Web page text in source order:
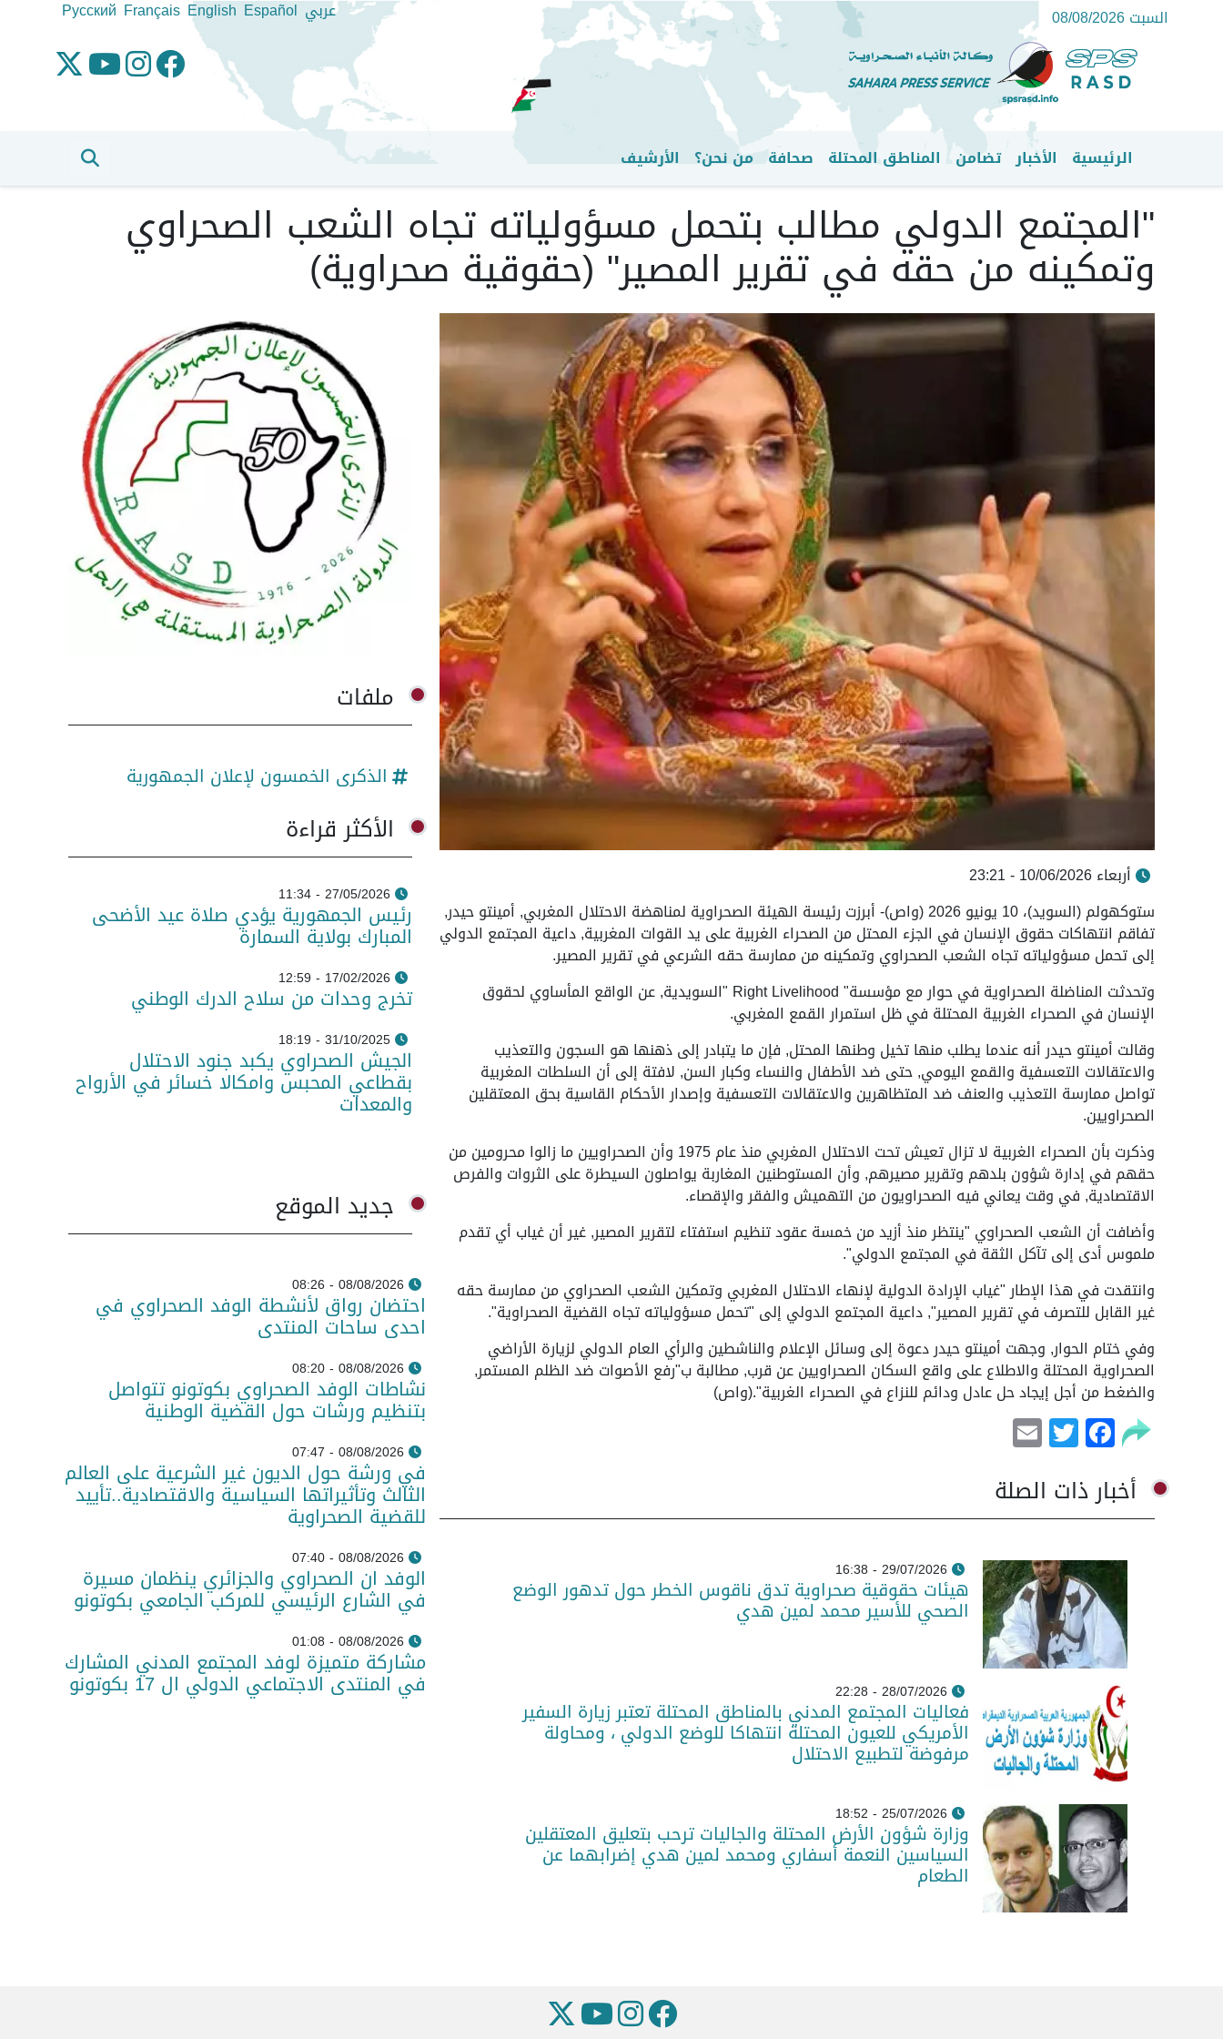
تجاوز
إلى
المحتوى
الرئيسي
السبت 08/08/2026 عربي Español
English
Français
Pусский
القائمة الرئيسية
الرئيسية الأخبار تضامن المناطق المحتلة صحافة من نحن؟ الأرشيف
"المجتمع الدولي مطالب بتحمل مسؤولياته تجاه الشعب الصحراوي
وتمكينه من حقه في تقرير المصير" (حقوقية صحراوية)
أربعاء 10/06/2026 - 23:21
ستوكهولم (السويد)، 10 يونيو 2026 (واص)- أبرزت رئيسة الهيئة الصحراوية لمناهضة الاحتلال المغربي, أمينتو حيدر,
تفاقم انتهاكات حقوق الإنسان في الجزء المحتل من الصحراء الغربية على يد القوات المغربية, داعية المجتمع الدولي
إلى تحمل مسؤولياته تجاه الشعب الصحراوي وتمكينه من ممارسة حقه الشرعي في تقرير المصير.
وتحدثت المناضلة الصحراوية في حوار مع مؤسسة" Right Livelihood "السويدية, عن الواقع المأساوي لحقوق
الإنسان في الصحراء الغربية المحتلة في ظل استمرار القمع المغربي.
وقالت أمينتو حيدر أنه عندما يطلب منها تخيل وطنها المحتل, فإن ما يتبادر إلى ذهنها هو السجون والتعذيب
والاعتقالات التعسفية والقمع اليومي, حتى ضد الأطفال والنساء وكبار السن, لافتة إلى أن السلطات المغربية
تواصل ممارسة التعذيب والعنف ضد المتظاهرين والاعتقالات التعسفية وإصدار الأحكام القاسية بحق المعتقلين
الصحراويين.
وذكرت بأن الصحراء الغربية لا تزال تعيش تحت الاحتلال المغربي منذ عام 1975 وأن الصحراويين ما زالوا محرومين من
حقهم في إدارة شؤون بلدهم وتقرير مصيرهم, وأن المستوطنين المغاربة يواصلون السيطرة على الثروات والفرص
الاقتصادية, في وقت يعاني فيه الصحراويون من التهميش والفقر والإقصاء.
وأضافت أن الشعب الصحراوي "ينتظر منذ أزيد من خمسة عقود تنظيم استفتاء لتقرير المصير, غير أن غياب أي تقدم
ملموس أدى إلى تآكل الثقة في المجتمع الدولي".
وانتقدت في هذا الإطار "غياب الإرادة الدولية لإنهاء الاحتلال المغربي وتمكين الشعب الصحراوي من ممارسة حقه
غير القابل للتصرف في تقرير المصير", داعية المجتمع الدولي إلى "تحمل مسؤولياته تجاه القضية الصحراوية".
وفي ختام الحوار, وجهت أمينتو حيدر دعوة إلى وسائل الإعلام والناشطين والرأي العام الدولي لزيارة الأراضي
الصحراوية المحتلة والاطلاع على واقع السكان الصحراويين عن قرب, مطالبة ب"رفع الأصوات ضد الظلم المستمر,
والضغط من أجل إيجاد حل عادل ودائم للنزاع في الصحراء الغربية".(واص)
Facebook
Twitter
أخبار ذات الصلة
29/07/2026 - 16:38
هيئات حقوقية صحراوية تدق ناقوس الخطر حول تدهور الوضع
الصحي للأسير محمد لمين هدي
28/07/2026 - 22:28
فعاليات المجتمع المدني بالمناطق المحتلة تعتبر زيارة السفير
الأمريكي للعيون المحتلة انتهاكا للوضع الدولي ، ومحاولة
مرفوضة لتطبيع الاحتلال
25/07/2026 - 18:52
وزارة شؤون الأرض المحتلة والجاليات ترحب بتعليق المعتقلين
السياسين النعمة أسفاري ومحمد لمين هدي إضرابهما عن
الطعام
ملفات
الذكرى الخمسون لإعلان الجمهورية
الأكثر قراءة
27/05/2026 - 11:34
رئيس الجمهورية يؤدي صلاة عيد الأضحى
المبارك بولاية السمارة
17/02/2026 - 12:59
تخرج وحدات من سلاح الدرك الوطني
31/10/2025 - 18:19
الجيش الصحراوي يكبد جنود الاحتلال
بقطاعي المحبس وامكالا خسائر في الأرواح
والمعدات
جديد الموقع
08/08/2026 - 08:26
احتضان رواق لأنشطة الوفد الصحراوي في
احدى ساحات المنتدى
08/08/2026 - 08:20
نشاطات الوفد الصحراوي بكوتونو تتواصل
بتنظيم ورشات حول القضية الوطنية
08/08/2026 - 07:47
في ورشة حول الديون غير الشرعية على العالم
الثالث وتأثيراتها السياسية والاقتصادية..تأييد
للقضية الصحراوية
08/08/2026 - 07:40
الوفد ان الصحراوي والجزائري ينظمان مسيرة
في الشارع الرئيسي للمركب الجامعي بكوتونو
08/08/2026 - 01:08
مشاركة متميزة لوفد المجتمع المدني المشارك
في المنتدى الاجتماعي الدولي ال 17 بكوتونو